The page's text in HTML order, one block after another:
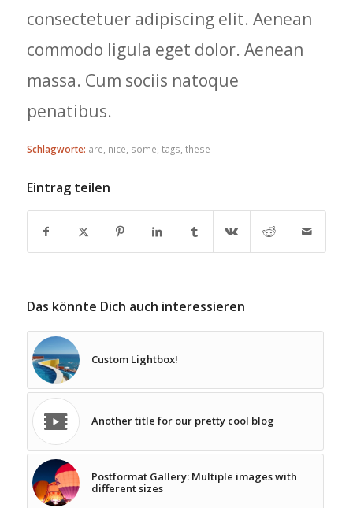
consectetuer adipiscing elit. Aenean
commodo ligula eget dolor. Aenean
massa. Cum sociis natoque
penatibus.
Schlagworte: are nice some tags these
Eintrag teilen
Das könnte Dich auch interessieren
Custom Lightbox!
Another title for our pretty cool blog
Postformat Gallery: Multiple images with
different sizes